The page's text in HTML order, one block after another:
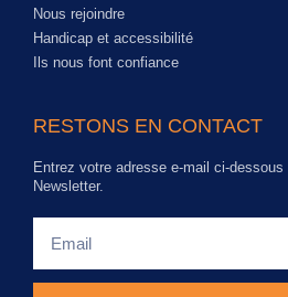
Nous rejoindre
Handicap et accessibilité
Ils nous font confiance
RESTONS EN CONTACT
Entrez votre adresse e-mail ci-
Newsletter.